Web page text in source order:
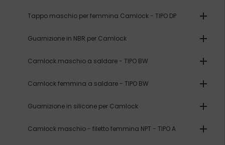
Tappo maschio per femmina Camlock - TIPO DP add
Guarnizione in NBR per Camlock add
Camlock maschio a saldare - TIPO BW add
Camlock femmina a saldare - TIPO BW add
Guarnizione in silicone per Camlock add
Camlock maschio - filetto femmina NPT - TIPO A add